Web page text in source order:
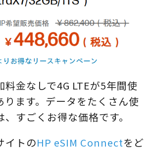
料金なしで4G LTEが5年間使
ります。データをたくさん使
すごくお得な価格です。
イトのHP eSIM Connectをど